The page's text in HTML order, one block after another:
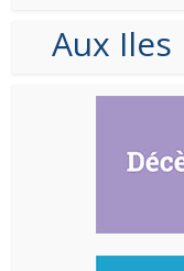
Aux Iles